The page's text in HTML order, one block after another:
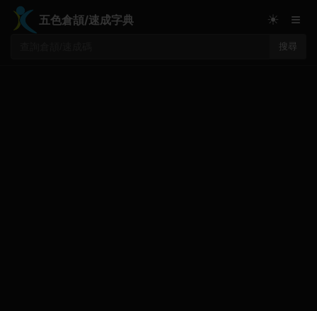
五色倉頡/速成字典
搜尋
☀ ≡